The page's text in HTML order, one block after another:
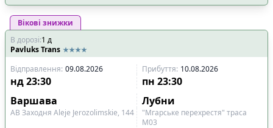
Вікові знижки
В дорозі:1 д
Pavluks Trans
Відправлення: 09.08.2026 Прибуття: 10.08.2026
нд23:30 пн 23:30
Варшава
Лубни
АВ Заходня Aleje Jerozolimskie, 144
"Мгарське перехрестя" траса
М03